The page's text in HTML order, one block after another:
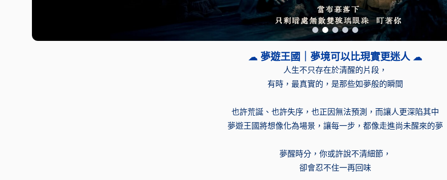
☁️ 夢遊王國｜夢境可以比現實更迷人 ☁️
人生不只存在於清醒的片段，
有時，最真實的，是那些如夢般的瞬間
也許荒誕、也許失序，也正因無法預測，而讓人更深陷其中
夢遊王國將想像化為場景，讓每一步，都像走進尚未醒來的夢
夢醒時分，你或許說不清細節，
卻會忍不住一再回味